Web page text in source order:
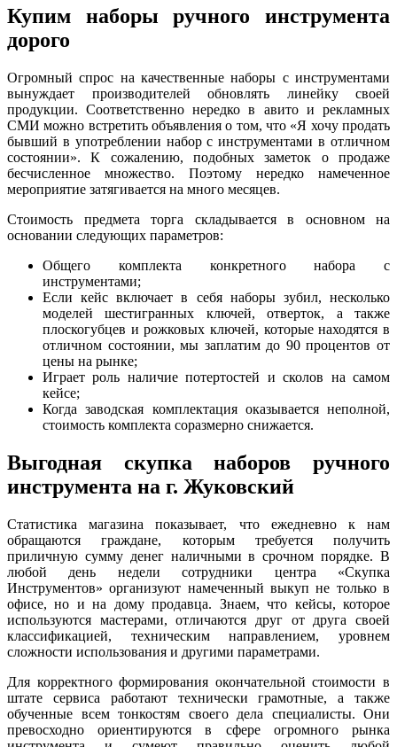
Купим наборы ручного инструмента
дорого
Огромный спрос на качественные наборы с инструментами
вынуждает производителей обновлять линейку своей
продукции. Соответственно нередко в авито и рекламных
СМИ можно встретить объявления о том, что «Я хочу продать
бывший в употреблении набор с инструментами в отличном
состоянии». К сожалению, подобных заметок о продаже
бесчисленное множество. Поэтому нередко намеченное
мероприятие затягивается на много месяцев.
Стоимость предмета торга складывается в основном на
основании следующих параметров:
Общего комплекта конкретного набора с
инструментами;
Если кейс включает в себя наборы зубил, несколько
моделей шестигранных ключей, отверток, а также
плоскогубцев и рожковых ключей, которые находятся в
отличном состоянии, мы заплатим до 90 процентов от
цены на рынке;
Играет роль наличие потертостей и сколов на самом
кейсе;
Когда заводская комплектация оказывается неполной,
стоимость комплекта соразмерно снижается.
Выгодная скупка наборов ручного
инструмента на г. Жуковский
Статистика магазина показывает, что ежедневно к нам
обращаются граждане, которым требуется получить
приличную сумму денег наличными в срочном порядке. В
любой день недели сотрудники центра «Скупка
Инструментов» организуют намеченный выкуп не только в
офисе, но и на дому продавца. Знаем, что кейсы, которое
используются мастерами, отличаются друг от друга своей
классификацией, техническим направлением, уровнем
сложности использования и другими параметрами.
Для корректного формирования окончательной стоимости в
штате сервиса работают технически грамотные, а также
обученные всем тонкостям своего дела специалисты. Они
превосходно ориентируются в сфере огромного рынка